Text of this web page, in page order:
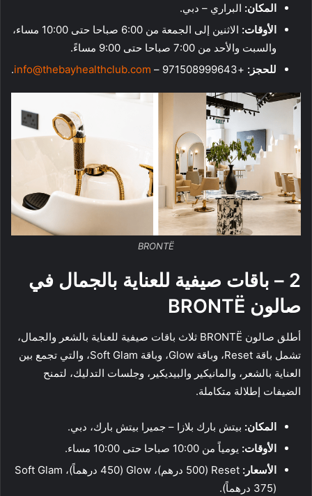
المكان: البراري – دبي.
الأوقات:
الاثنين إلى الجمعة من 6:00 صباحا حتى 10:00 مساء،
والسبت والأحد من 7:00 صباحا حتى 9:00 مساءً.
للحجز: +971508999643 –
info@thebayhealthclub.com
.
BRONTË
2 – باقات صيفية للعناية بالجمال في
صالون BRONTË
أطلق صالون BRONTË ثلاث باقات صيفية للعناية بالشعر والجمال،
تشمل باقة Reset، وباقة Glow، وباقة Soft Glam، والتي تجمع بين
العناية بالشعر، والمانيكير والبيديكير، وجلسات التدليك، لتمنح
الضيفات إطلالة متكاملة.
المكان: بيتش بارك بلازا – جميرا بيتش بارك، دبي.
الأوقات: يومياً من 10:00 صباحا حتى 10:00 مساء.
الأسعار:
Reset (500 درهم)، Glow (450 درهماً)، Soft Glam
(375 درهماً).